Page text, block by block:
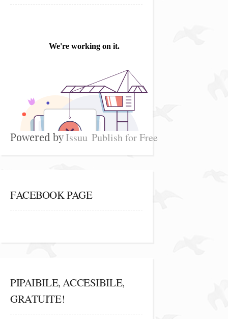
Powered byIssuu Publish for Free
FACEBOOK PAGE
PIPAIBILE, ACCESIBILE,
GRATUITE!